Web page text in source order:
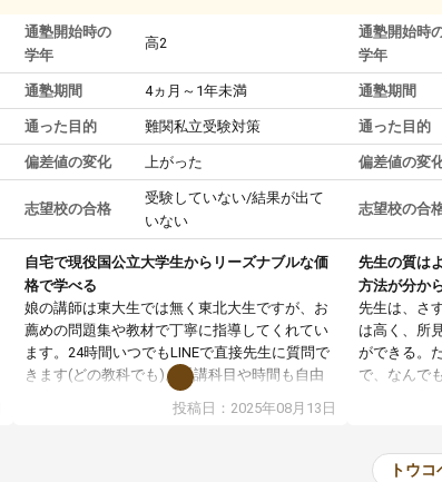
通塾開始時の
学年
高2
通塾期間 4ヵ月～1年未満
通った目的 難関私立受験対策
偏差値の変化 上がった
志望校の合格
受験していない/結果が出て
いない
自宅で現役国公立大学生からリーズナブルな価
格で学べる
娘の講師は東大生では無く東北大生ですが、お
薦めの問題集や教材で丁寧に指導してくれてい
ます。24時間いつでもLINEで直接先生に質問で
きます(どの教科でも)。受講科目や時間も自由
に決めれるので、個人に合った勉強ができると
思います。カリキュラム相談みたいなのがあり
投稿日：2025年08月13日
通塾開始時
学年
通塾期間
通った目的
偏差値の変
志望校の合
先生の質は
方法が分か
先生は、さ
は高く、所
ができる。
で、なんで
のだが、具
は、授業の
いただいた
トウ